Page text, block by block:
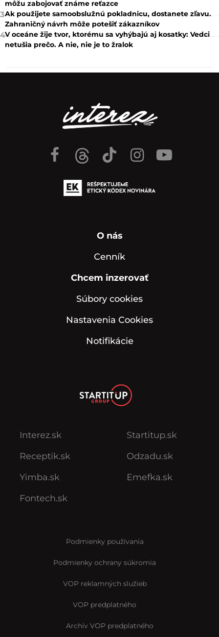
môžu zabojovať známe reťazce
3Ak použijete samoobslužnú pokladnicu, dostanete zľavu.
Zahraničný návrh môže potešiť zákazníkov
4V oceáne žije tvor, ktorému sa vyhýbajú aj kosatky: Vedci
netušia prečo. A nie, nie je to žralok
O nás
Cenník
Chcem inzerovať
Súbory cookies
Nastavenia Cookies
Notifikácie
Interez.sk
Receptik.sk
Yimba.sk
Fontech.sk
Startitup.sk
Odzadu.sk
Emefka.sk
Podmienky používania
Podmienky ochrany súkromia
VOP reklamných služieb
VOP predplatného
Archív VOP predplatného